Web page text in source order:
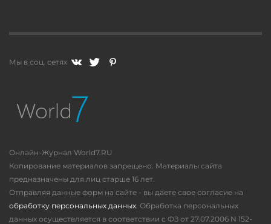
Мы в соц. сетях
Онлайн-Журнал World7.RU
Копирование материалов запрещено. Материалы сайта
предназначены для лиц старше 16 лет.
Отправляя данные форм на сайте - вы даете свое согласие на
обработку персональных данных . Обработка персональных
данных осуществляется в соответствии с ФЗ от 27.07.2006 N 152-